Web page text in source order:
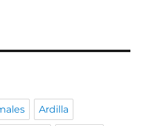
Ardilla